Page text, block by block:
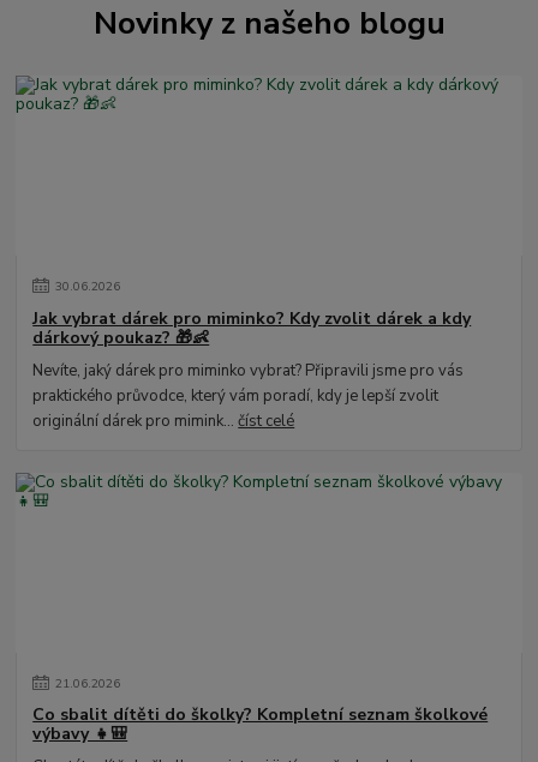
Novinky z našeho blogu
30.06.2026
Jak vybrat dárek pro miminko? Kdy zvolit dárek a kdy
dárkový poukaz? 🎁👶
Nevíte, jaký dárek pro miminko vybrat? Připravili jsme pro vás
praktického průvodce, který vám poradí, kdy je lepší zvolit
originální dárek pro mimink...číst celé
21.06.2026
Co sbalit dítěti do školky? Kompletní seznam školkové
výbavy 👧🎒